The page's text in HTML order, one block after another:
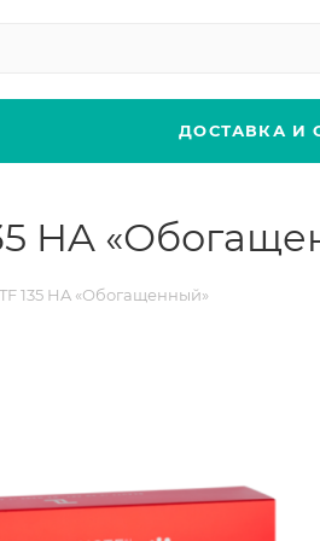
ДОСТАВКА И
HA
135 HA «Обогащенный»